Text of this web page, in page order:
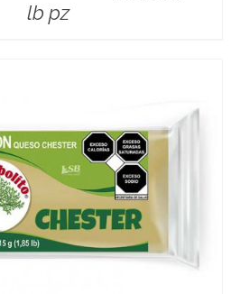
lb pz